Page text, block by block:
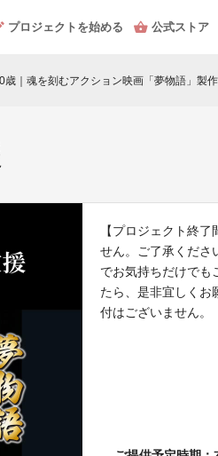
プロジェクトを始める 公式ストア
歳｜魂を刻むアクション映画「夢物語」製
【プロジェクト終
せん。ご了承くださ
でお気持ちだけでも
たら、是非宜しく
付はございません。